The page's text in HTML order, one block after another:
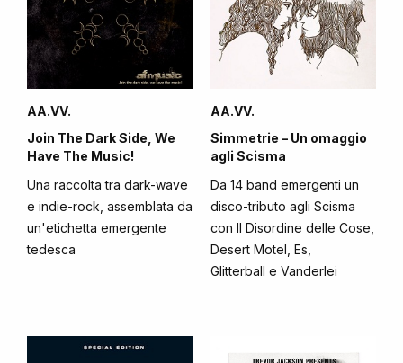
AA.VV.
Join The Dark Side, We
Have The Music!
Una raccolta tra dark-wave
e indie-rock, assemblata da
un'etichetta emergente
tedesca
AA.VV.
Simmetrie – Un omaggio
agli Scisma
Da 14 band emergenti un
disco-tributo agli Scisma
con Il Disordine delle Cose,
Desert Motel, Es,
Glitterball e Vanderlei